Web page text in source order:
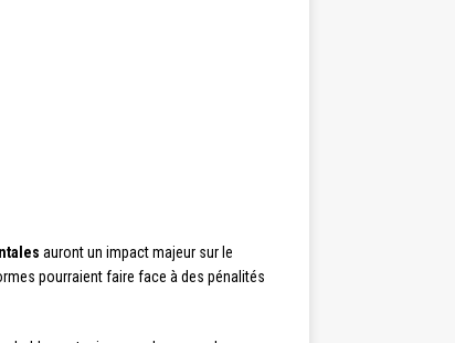
auront un impact majeur sur le
pourraient faire face à des pénalités